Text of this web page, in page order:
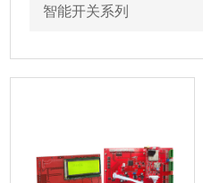
智能开关系列